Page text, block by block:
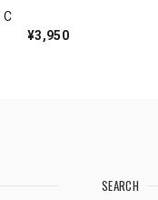
¥3,950
SEARCH